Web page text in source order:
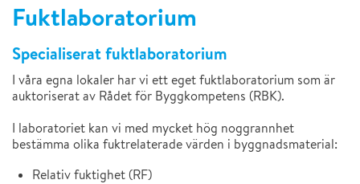
Fuktlaboratorium
Specialiserat fuktlaboratorium
I våra egna lokaler har vi ett eget fuktlaboratorium som är
auktoriserat av Rådet för Byggkompetens (RBK).
I laboratoriet kan vi med mycket hög noggrannhet
bestämma olika fuktrelaterade värden i byggnadsmaterial:
Relativ fuktighet (RF)